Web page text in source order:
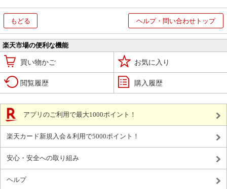
もどる ヘルプ・問い合わせトップ
楽天市場の便利な機能
買い物かご お気に入り
閲覧履歴 購入履歴
アプリのご利用で最大1000ポイント！
楽天カード新規入会＆利用で5000ポイント！
安心・安全への取り組み
ヘルプ